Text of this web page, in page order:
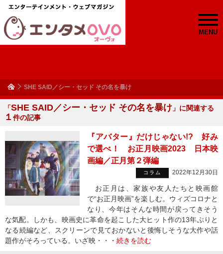
MENU
SHE SAID／シー・セッド その名を暴け
「SHE SAID／シー・セッド その名を暴け 」に関連する
１ 件の記事
『アバター』だけじゃない!? 好み
で選べ！ お正月映画2023 日本映
画編／正月第２弾編
コラム 2022年12月30日
お正月は、家族や友人たちと映画館
で“お正月映画”を楽しむ。ウィズコロナと
なり、今年はそんな時間が戻ってきそう
な気配。しかも、映画史に革命を起こした大ヒット作の13年ぶりと
なる続編など、スクリーンで見ておかないと後悔しそうな大作や話
題作がそろっている。いざ映・・・ 続きを読む